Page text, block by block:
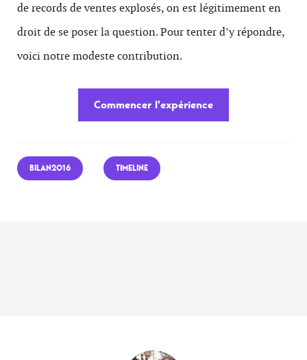
de records de ventes explosés, on est légitimement en
droit de se poser la question. Pour tenter d’y répondre,
voici notre modeste contribution.
Commencer l’expérience
BILAN2016 TIMELINE